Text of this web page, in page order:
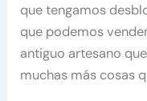
que tengamos
que podemos
antiguo artesano
muchas más cosas